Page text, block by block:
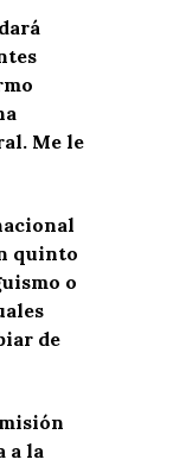
Me le
quinto
o
de
a la